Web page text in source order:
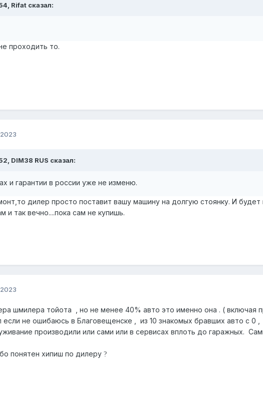
Rifat сказал:
проходить то.
DIM38 RUS сказал:
и гарантии в россии уже не изменю.
дилер просто поставит вашу машину на долгую стоянку. И будет
и так вечно....пока сам не купишь.
шмилера тойота , но не менее 40% авто это именно она . ( включая
не ошибаюсь в Благовещенске , из 10 знакомых бравших авто с 0
производили или сами или в сервисах вплоть до гаражных.
понятен хипиш по дилеру ?